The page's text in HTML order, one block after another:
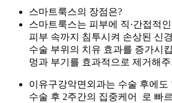
스마트룩스의 장점은?
스마트룩스는 피부에 직·간접적
피부 속까지 침투시켜 손상된 신
수술 부위의 치유 효과를 증가시
멍과 부기를 효과적으로 제거해
이유구강악면외과는 수술 후에
수술 후 2주간의 집중케어
로 빠